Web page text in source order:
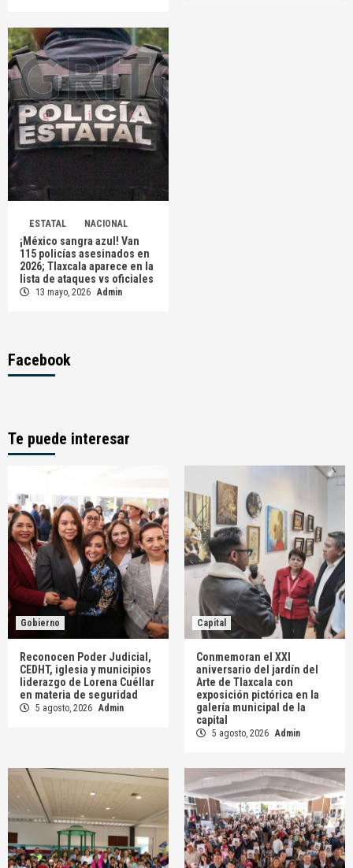
ESTATAL NACIONAL
¡México sangra azul! Van
115 policías asesinados en
2026; Tlaxcala aparece en la
lista de ataques vs oficiales
13 mayo, 2026 Admin
Facebook
Te puede interesar
Gobierno
Reconocen Poder Judicial,
CEDHT, iglesia y municipios
liderazgo de Lorena Cuéllar
en materia de seguridad
5 agosto, 2026 Admin
Capital
Conmemoran el XXI
aniversario del jardín del
Arte de Tlaxcala con
exposición pictórica en la
galería municipal de la
capital
5 agosto, 2026 Admin